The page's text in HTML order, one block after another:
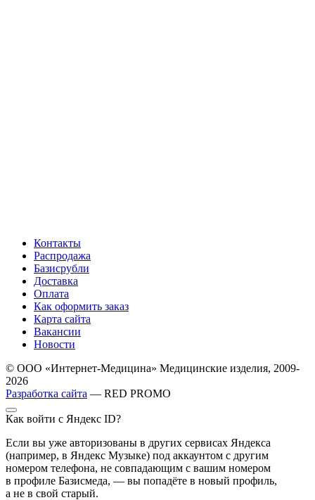
Контакты
Распродажа
Базисрубли
Доставка
Оплата
Как оформить заказ
Карта сайта
Вакансии
Новости
© ООО «Интернет-Медицина» Медицинские изделия, 2009-
2026
Разработка сайта — RED PROMO
Как войти с Яндекс ID?
Если вы уже авторизованы в других сервисах Яндекса
(например, в Яндекс Музыке) под аккаунтом с другим
номером телефона, не совпадающим с вашим номером
в профиле Базисмеда, — вы попадёте в новый профиль,
а не в свой старый.